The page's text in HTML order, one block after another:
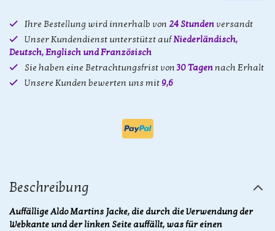
Ihre Bestellung wird innerhalb von 24 Stunden versandt
Unser Kundendienst unterstützt aufNiederländisch,
Deutsch, Englisch und Französisch
Sie haben eine Betrachtungsfrist von30 Tagennach Erhalt
Unsere Kunden bewerten uns mit 9,6
Beschreibung
Auffällige Aldo Martins Jacke, die durch die Verwendung der
Webkante und der linken Seite auffällt, was für einen